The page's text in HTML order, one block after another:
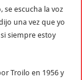
escucha la voz
una vez que yo
siempre estoy
Troilo en 1956 y